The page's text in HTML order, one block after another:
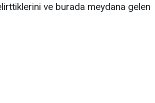
ve burada meydana gelen